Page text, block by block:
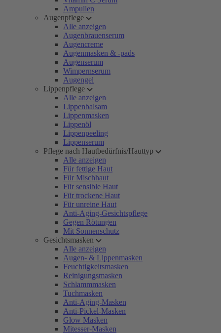
Ampullen
Augenpflege
Alle anzeigen
Augenbrauenserum
Augencreme
Augenmasken & -pads
Augenserum
Wimpernserum
Augengel
Lippenpflege
Alle anzeigen
Lippenbalsam
Lippenmasken
Lippenöl
Lippenpeeling
Lippenserum
Pflege nach Hautbedürfnis/Hauttyp
Alle anzeigen
Für fettige Haut
Für Mischhaut
Für sensible Haut
Für trockene Haut
Für unreine Haut
Anti-Aging-Gesichtspflege
Gegen Rötungen
Mit Sonnenschutz
Gesichtsmasken
Alle anzeigen
Augen- & Lippenmasken
Feuchtigkeitsmasken
Reinigungsmasken
Schlammmasken
Tuchmasken
Anti-Aging-Masken
Anti-Pickel-Masken
Glow Masken
Mitesser-Masken